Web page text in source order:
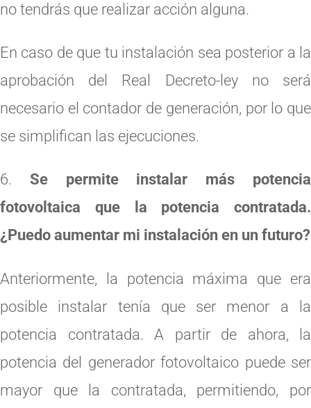
no tendrás que realizar acción alguna.
En caso de que tu instalación sea posterior a la
aprobación del Real Decreto-ley no será
necesario el contador de generación, por lo que
se simplifican las ejecuciones.
Se permite instalar más potencia
fotovoltaica que la potencia contratada.
¿Puedo aumentar mi instalación en un futuro?
Anteriormente, la potencia máxima que era
posible instalar tenía que ser menor a la
potencia contratada. A partir de ahora, la
potencia del generador fotovoltaico puede ser
mayor que la contratada, permitiendo, por